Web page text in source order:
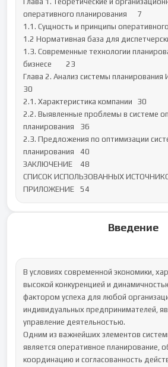
оперативного планирования	7
1.1. Сущность и принципы оперативного
1.2 Нормативная база для диспетчерских
1.3. Современные технологии
бизнесе	23
Глава 2. Анализ системы планирования
30
2.1. Характеристика компании	30
2.2. Выявленные проблемы в системе
планирования	36
2.3. Предложения по оптимизации
планирования	40
ЗАКЛЮЧЕНИЕ	48
СПИСОК ИСПОЛЬЗОВАННЫХ ИСТОЧНИКОВ
ПРИЛОЖЕНИЕ	54
Введение
В условиях современной экономики,
высокой конкуренцией и
фактором успеха для любой
индивидуальных предпринимателей,
управление деятельностью.
Одним из важнейших элементов
является оперативное планирование,
координацию и согласованность